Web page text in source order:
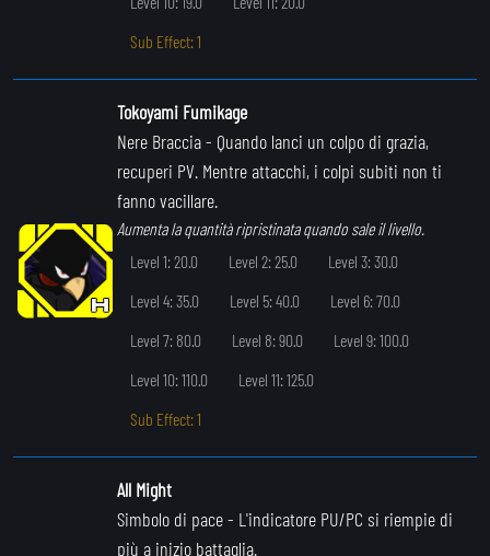
Sub Effect: 1
Tokoyami Fumikage
Nere Braccia- Quando lanci un colpo di grazia,
recuperi PV. Mentre attacchi, i colpi subiti non ti
fanno vacillare.
Aumenta la quantità ripristinata quando sale il livello.
Level 1: 20.0
Level 2: 25.0
Level 3: 30.0
Level 4: 35.0
Level 5: 40.0
Level 6: 70.0
Level 7: 80.0
Level 8: 90.0
Level 9: 100.0
Level 10: 110.0
Level 11: 125.0
Sub Effect: 1
All Might
Simbolo di pace- L'indicatore PU/PC si riempie di
più a inizio battaglia.